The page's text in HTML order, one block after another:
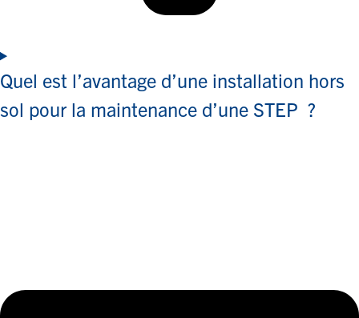
Quel est l’avantage d’une installation hors
sol pour la maintenance d’une STEP ?